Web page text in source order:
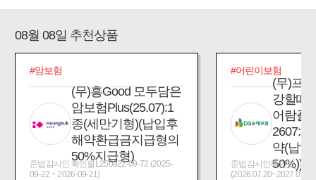
08월 08일 추천상품
#암보험
(무)흥Good 모두담은
암보험Plus(25.07):1
종(세만기형)(납입후
해약환급금지급형의
50%지급형)
준법감시인 확인필L250922-09-72 (2025-
09-22 ~ 2026-09-21)
#어린이보험
(무)프
강할때
어람플
2607:
약(납입
50%))
준법감시인확인필_제